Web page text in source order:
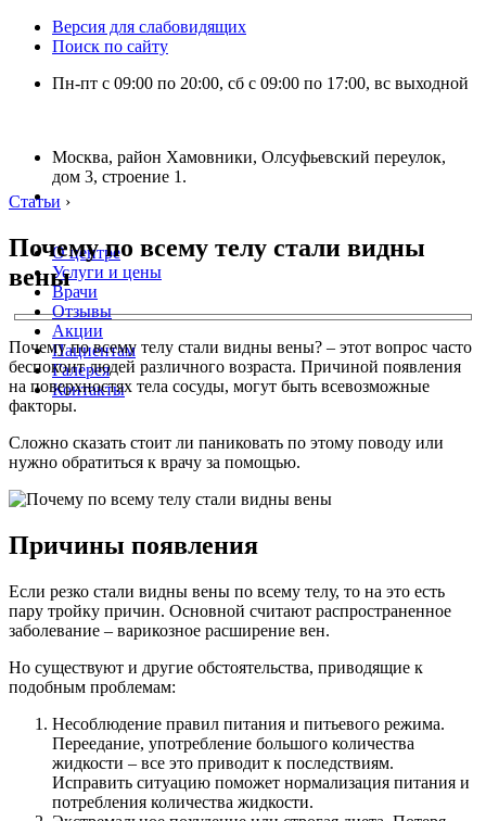
Версия для слабовидящих
Поиск по сайту
Пн-пт с 09:00 по 20:00, сб с 09:00 по 17:00, вс выходной
Москва, район Хамовники, Олсуфьевский переулок,
дом 3, строение 1.
О центре
Услуги и цены
Врачи
Отзывы
Акции
Пациентам
Галерея
Контакты
Статьи ›
Почему по всему телу стали видны
вены
Почему по всему телу стали видны вены? – этот вопрос часто
беспокоит людей различного возраста. Причиной появления
на поверхностях тела сосуды, могут быть всевозможные
факторы.
Сложно сказать стоит ли паниковать по этому поводу или
нужно обратиться к врачу за помощью.
Причины появления
Если резко стали видны вены по всему телу, то на это есть
пару тройку причин. Основной считают распространенное
заболевание – варикозное расширение вен.
Но существуют и другие обстоятельства, приводящие к
подобным проблемам:
Несоблюдение правил питания и питьевого режима.
Переедание, употребление большого количества
жидкости – все это приводит к последствиям.
Исправить ситуацию поможет нормализация питания и
потребления количества жидкости.